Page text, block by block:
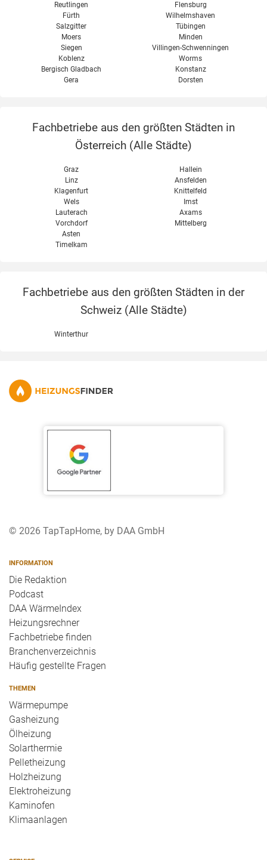
Reutlingen
Fürth
Salzgitter
Moers
Siegen
Koblenz
Bergisch Gladbach
Gera
Flensburg
Wilhelmshaven
Tübingen
Minden
Villingen-Schwenningen
Worms
Konstanz
Dorsten
Fachbetriebe aus den größten Städten in
Österreich (Alle Städte)
Graz
Linz
Klagenfurt
Wels
Hallein
Ansfelden
Knittelfeld
Imst
Lauterach
Vorchdorf
Asten
Timelkam
Axams
Mittelberg
Fachbetriebe aus den größten Städten in der
Schweiz (Alle Städte)
Winterthur
© 2026 TapTapHome, by DAA GmbH
INFORMATION
Die Redaktion
Podcast
DAA WärmeIndex
Heizungsrechner
Fachbetriebe finden
Branchenverzeichnis
Häufig gestellte Fragen
THEMEN
Wärmepumpe
Gasheizung
Ölheizung
Solarthermie
Pelletheizung
Holzheizung
Elektroheizung
Kaminofen
Klimaanlagen